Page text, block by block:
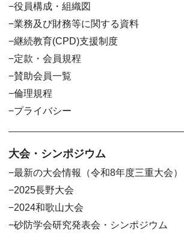
役員構成・組織図
業務及び財務等に関する資料
継続教育(CPD)支援制度
定款・会員規程
賛助会員一覧
倫理規程
プライバシー
大会・シンポジウム
最新の大会情報（令和8年度三重大会）
2025長野大会
2024和歌山大会
砂防学会研究発表会・シンポジウム